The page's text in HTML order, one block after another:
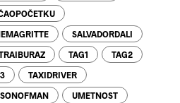
SALVADORDALI
TAG1 TAG2
TAXIDRIVER
UMETNOST